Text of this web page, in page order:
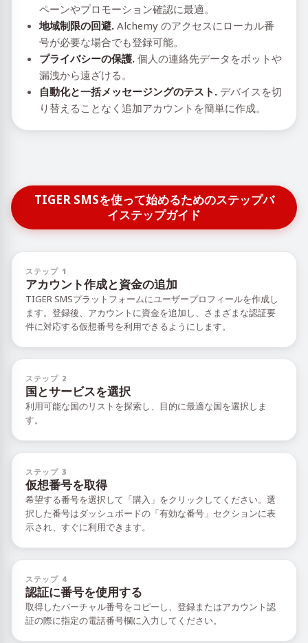
ペーンやプロモーション確認に最適。
地域制限の回避. Alchemy のアクセスにローカル番
号が必要な場合でも登録可能。
プライバシーの保護. 個人の連絡先データをボットや
漏洩から遠ざける。
自動化と一括メッセージングのテスト. デバイスを切
り替えることなく追加アカウントを簡単に作成。
TIGER SMSを使って始めるためのステップバ
イステップガイド
ステップ 1
アカウント作成と資金の追加
TIGER SMSプラットフォームにユーザープロフィールを作成し
ます。登録後、アカウントに資金を追加し、さまざまな認証要
件に対応する仮想番号を利用できるようにします。
ステップ 2
国とサービスを選択
利用可能な国のリストを探索し、目的に最適な国を選択しま
す。
ステップ 3
仮想番号を取得
希望する番号を選択して「購入」をクリックしてください。選
択した番号はダッシュボードの「有効な番号」セクションに表
示され、すぐに利用できます。
ステップ 4
認証に番号を使用する
取得したバーチャル番号をコピーし、登録またはアカウント認
証の際に指定の電話番号欄に入力してください。